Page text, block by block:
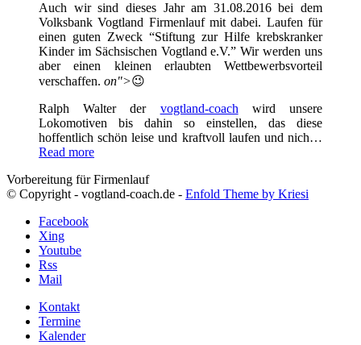
Auch wir sind dieses Jahr am 31.08.2016 bei dem
Volksbank Vogtland Firmenlauf mit dabei. Laufen für
einen guten Zweck “Stiftung zur Hilfe krebskranker
Kinder im Sächsischen Vogtland e.V.” Wir werden uns
aber einen kleinen erlaubten Wettbewerbsvorteil
verschaffen. on">😉
Ralph Walter der vogtland-coach wird unsere
Lokomotiven bis dahin so einstellen, das diese
hoffentlich schön leise und kraftvoll laufen und nich…
Read more
Vorbereitung für Firmenlauf
© Copyright - vogtland-coach.de - Enfold Theme by Kriesi
Facebook
Xing
Youtube
Rss
Mail
Kontakt
Termine
Kalender